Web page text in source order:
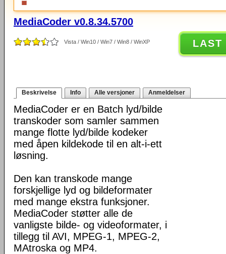
MediaCoder v0.8.34.5700
Vista / Win10 / Win7 / Win8 / WinXP LAST
Beskrivelse Info Alle versjoner Anmeldelser
MediaCoder er en Batch lyd/bilde
transkoder som samler sammen
mange flotte lyd/bilde kodeker
med åpen kildekode til en alt-i-ett
løsning.
Den kan transkode mange
forskjellige lyd og bildeformater
med mange ekstra funksjoner.
MediaCoder støtter alle de
vanligste bilde- og videoformater, i
tillegg til AVI, MPEG-1, MPEG-2,
MAtroska og MP4.